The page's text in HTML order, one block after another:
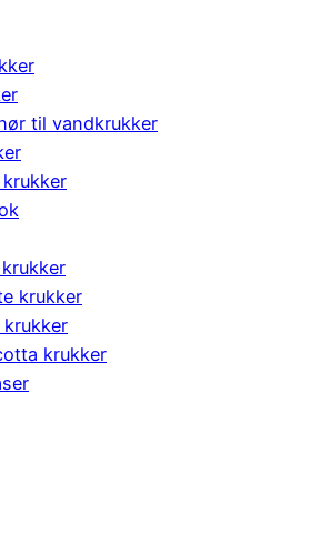
til vandkrukker
krukker
krukker